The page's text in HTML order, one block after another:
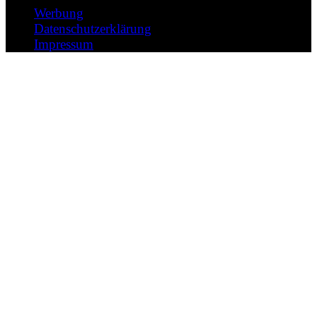
Werbung
Datenschutzerklärung
Impressum